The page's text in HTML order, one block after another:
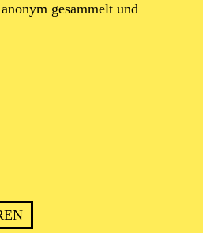
gesammelt und
Respighi, Richard Strauss
24. Juni 2027
25. Juni 2027